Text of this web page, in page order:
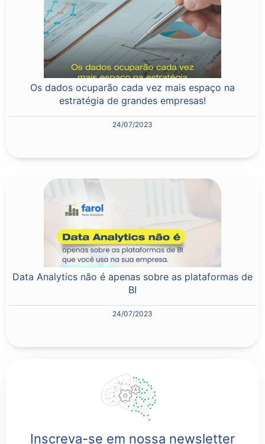
Os dados ocuparão cada vez mais espaço na
estratégia de grandes empresas!
24/07/2023
Data Analytics não é apenas sobre as plataformas de
BI
24/07/2023
Inscreva-se em nossa newsletter